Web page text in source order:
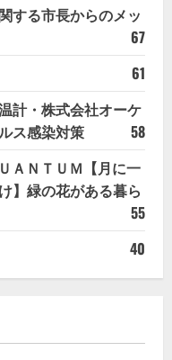
する市長からのメッ
67
61
計・株式会社オーケ
ス感染対策
58
ＡＮＴＵＭ【月に一
】緑の花がある暮ら
55
40